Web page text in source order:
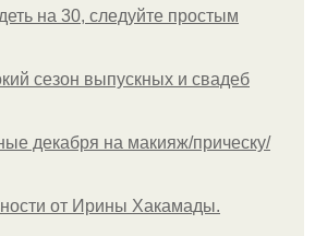
на 30, следуйте простым
сезон выпускных и свадеб
декабря на макияж/прическу/
от Ирины Хакамады.